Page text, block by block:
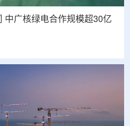
中广核绿电合作规模超30亿